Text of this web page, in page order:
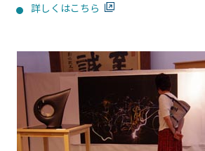
詳しくはこちら